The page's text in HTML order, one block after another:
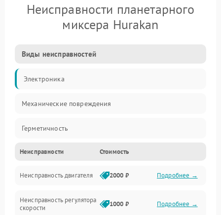
Неисправности планетарного
миксера Hurakan
Виды неисправностей
Электроника
Механические повреждения
Герметичность
Механика
Электропитание
Привод
Неисправности Стоимость
Неисправность двигателя 2000 ₽ Подробнее →
Неисправность регулятора
скорости
1000 ₽ Подробнее →